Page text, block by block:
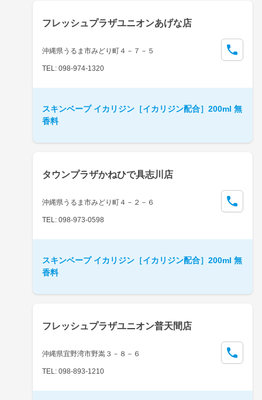
フレッシュプラザユニオンあげな店
沖縄県うるま市みどり町４－７－５
TEL: 098-974-1320
スキンベープ イカリジン［イカリジン配合］200ml 無
香料
タウンプラザかねひで具志川店
沖縄県うるま市みどり町４－２－６
TEL: 098-973-0598
スキンベープ イカリジン［イカリジン配合］200ml 無
香料
フレッシュプラザユニオン普天間店
沖縄県宜野湾市野嵩３－８－６
TEL: 098-893-1210